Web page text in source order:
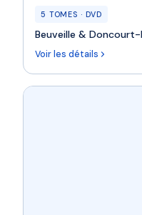
5 TOMES · DVD
Beuveille &
Voir les détails